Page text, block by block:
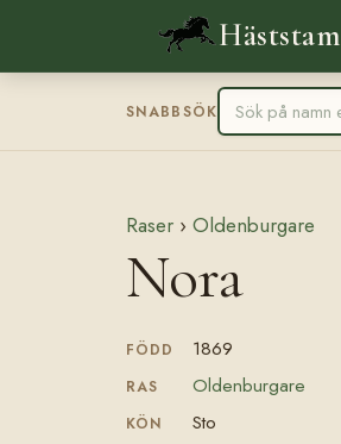
Häststam
SNABBSÖK
Raser › Oldenburgare
Nora
FÖDD 1869
RAS Oldenburgare
KÖN Sto